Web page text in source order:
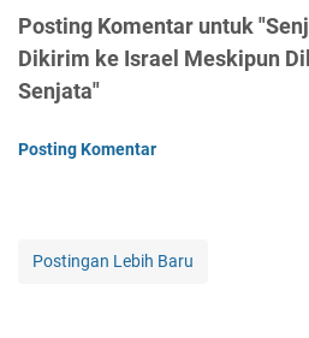
Posting Komentar untuk
Dikirim ke Israel Meskipun
Senjata"
Posting Komentar
Postingan Lebih Baru